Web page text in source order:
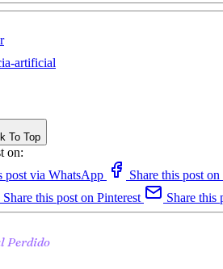
artificial
To Top
on:
post via WhatsApp
Share this post
Share this post on Pinterest Share this
Perdido